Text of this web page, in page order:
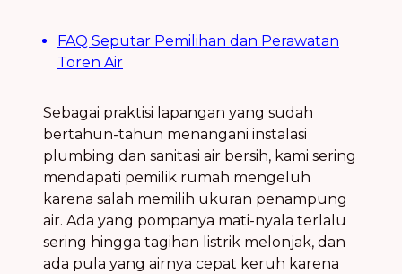
FAQ Seputar Pemilihan dan Perawatan
Toren Air
Sebagai praktisi lapangan yang sudah
bertahun-tahun menangani instalasi
plumbing dan sanitasi air bersih, kami sering
mendapati pemilik rumah mengeluh
karena salah memilih ukuran penampung
air. Ada yang pompanya mati-nyala terlalu
sering hingga tagihan listrik melonjak, dan
ada pula yang airnya cepat keruh karena